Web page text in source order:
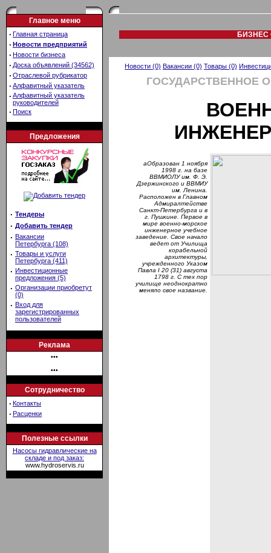
Главное меню
· Главная страница
· Новости предприятий
· Новости бизнеса
· Доска объявлений (34562)
· Отраслевой рубрикатор
· Алфавитный указатель
· Алфавитный указатель
руководителей
· Поиск
Предложения
· Тендеры
· Добавить тендер
· Вакансии
Петербурга (108)
· Товары и услуги
Петербурга (411)
· Инвестиционные
предложения (5)
· Организации приобретут
(0)
· Вход для
зарегистрированных
пользователей
Реклама
•••
•••
Сотрудничество
· Контакты
· Расценки
Полезные ссылки
Насосы гидравлические на
складе и под заказ:
www.hydroservis.ru
БИЗНЕС
Новости (0) Вакансии (0) Товары (0)
ГОСУДАРСТВЕННОЕ
aОбразован 1 ноября
1998 г. на базе
ВВМИОЛУ им. Ф. Э.
Дзержинского и ВВМИУ
им. Ленина.
Расположен в Главном
Адмиралтействе
Санкт-Петербурга и в
г. Пушкине. Первое в
мире военно-морское
инженерное учебное
заведение. Свое начало
ведет от Училища
корабельной
архитектуры,
учрежденного Указом
Павла I 20 (31) августа
1798 г. С тех пор
училище неоднократно
меняло свое название.